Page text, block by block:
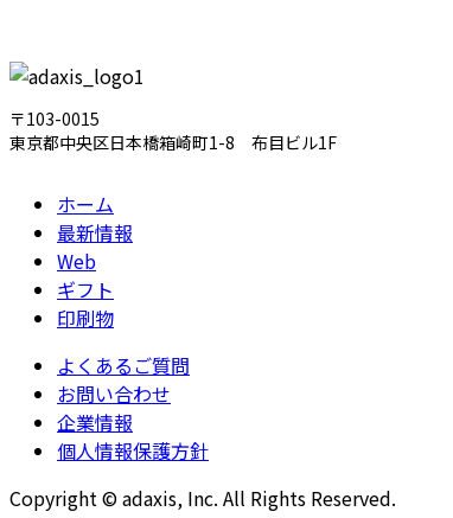
〒103-0015
東京都中央区日本橋箱崎町1-8 布目ビル1F
ホーム
最新情報
Web
ギフト
印刷物
よくあるご質問
お問い合わせ
企業情報
個人情報保護方針
Copyright © adaxis, Inc. All Rights Reserved.